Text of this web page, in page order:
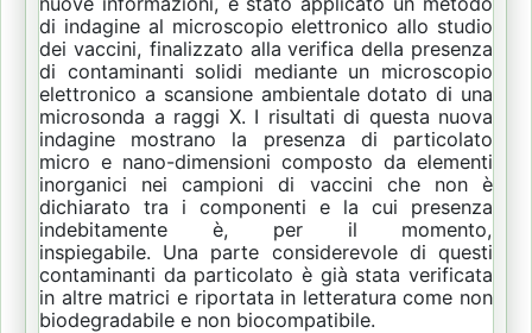
di indagine al microscopio elettronico allo studio
dei vaccini, finalizzato alla verifica della presenza
di contaminanti solidi mediante un microscopio
elettronico a scansione ambientale dotato di una
microsonda a raggi X. I risultati di questa nuova
indagine mostrano la presenza di particolato
micro e nano-dimensioni composto da elementi
inorganici nei campioni di vaccini che non è
dichiarato tra i componenti e la cui presenza
indebitamente è, per il momento,
inspiegabile. Una parte considerevole di questi
contaminanti da particolato è già stata verificata
in altre matrici e riportata in letteratura come non
biodegradabile e non biocompatibile.